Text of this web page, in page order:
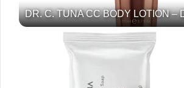
DR. C. TUNA CC BODY LOTION –